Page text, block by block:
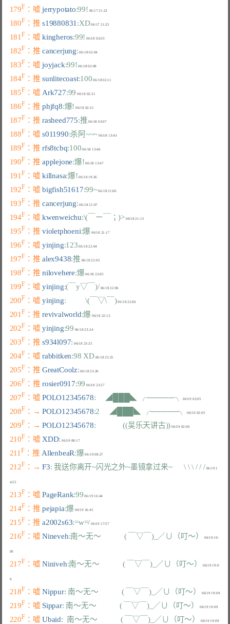
179F ：嘘 jerrypotato:99!
180F ：推 s19880831 :XD 06/17 21:25
181 F ：嘘 kingheros:99! 06/18 02:03
182F ：推 cancerjung:
183F ：嘘 joyjack:99!
184F ：推 sunlitecoast:100
185F ：嘘 Ark727:99
186F ：推 phjfq8:爆!
187F ：推 rasheed775:推 06/18 03:07
188F ：嘘 s011990:杀阿~~~ 06/18 13:43
189F ：推 rfs8tcbq:100 06/18 13:46
190F ：推 applejone:爆! 06/18 13:47
191 F ：嘘 killnasa:爆!
192F ：嘘 bigfish51617:99~
193F ：推 cancerjung:
194F ：嘘 kwenweichu:\(￣ー￣；)> 06/18 21:15
195F ：推 violetphoeni:爆 06/18 21:17
196F ：嘘 yinjing:123
197F ：推 alex9438:推 06/18 22:05
198F ：推 nilovehere:爆 06/18 22:05
199F ：嘘 yinjing:(￣y▽￣)/
200F ：嘘 yinjing:          \(￣▽\￣)
201 F ：推 revivalworld:爆 06/18 22:13
202F ：嘘 yinjing:99 06/18 23:24
203F ：推 s934l097: 06/18 23:25
204F ：嘘 rabbitken:98 XD
205F ：推 GreatCoolz:
206F ：推 rosier0917:99 06/18 23:27
207F ：嘘 POLO12345678:     ◢███◣ ╭─────╮ 06/19 02:05
208F ：→ POLO12345678:2     ◢███◣ ╭─────╮ 06/19 02:05
209F ：→ POLO12345678:              ((吴乐天讲古)) 06/19 02:06
210F ：嘘 XDD: 06/19 08:17
211 F ：推 AllenbeaR:爆
212F ：→ F3: 我送你离开~闪光之外~墨镜拿过来~      \ \ \ / / / 06/19 1
4:55
213F ：嘘 PageRank:99
214F ：推 pejapia:爆 06/19 16:45
215F ：推 a2002s63:=w=/ 06/19 17:57
216F ：嘘 Nineveh:南～无～            ( ￣▽￣)_／∪（叮～） 06/19 19:
217F ：嘘 Niniveh:南～无～            ( ￣▽￣)_／∪（叮～） 06/19 19:0
9
218F ：嘘 Nippur: 南～无～            ( ￣▽￣)_／∪（叮～） 06/19 19:09
219F ：嘘 Sippar: 南～无～            ( ￣▽￣)_／∪（叮～） 06/19 19:09
220F ：嘘 Ubaid:  南～无～            ( ￣▽￣)_／∪（叮～） 06/19 19:09